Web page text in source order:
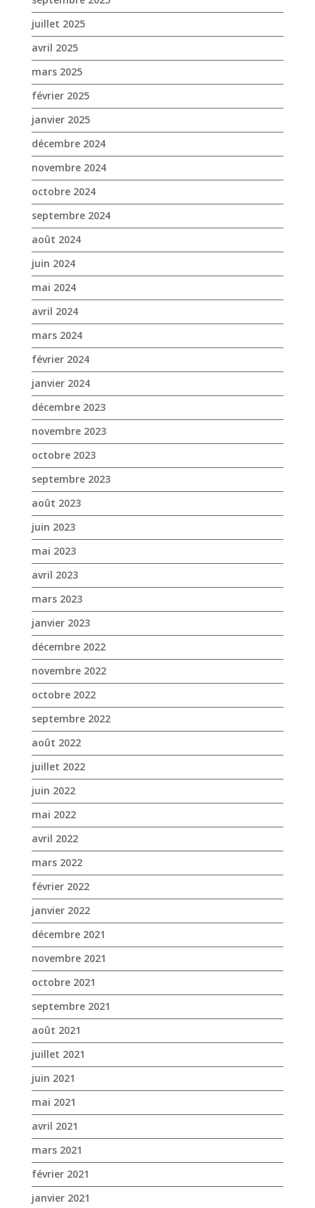
juillet 2025
avril 2025
mars 2025
février 2025
janvier 2025
décembre 2024
novembre 2024
octobre 2024
septembre 2024
août 2024
juin 2024
mai 2024
avril 2024
mars 2024
février 2024
janvier 2024
décembre 2023
novembre 2023
octobre 2023
septembre 2023
août 2023
juin 2023
mai 2023
avril 2023
mars 2023
janvier 2023
décembre 2022
novembre 2022
octobre 2022
septembre 2022
août 2022
juillet 2022
juin 2022
mai 2022
avril 2022
mars 2022
février 2022
janvier 2022
décembre 2021
novembre 2021
octobre 2021
septembre 2021
août 2021
juillet 2021
juin 2021
mai 2021
avril 2021
mars 2021
février 2021
janvier 2021